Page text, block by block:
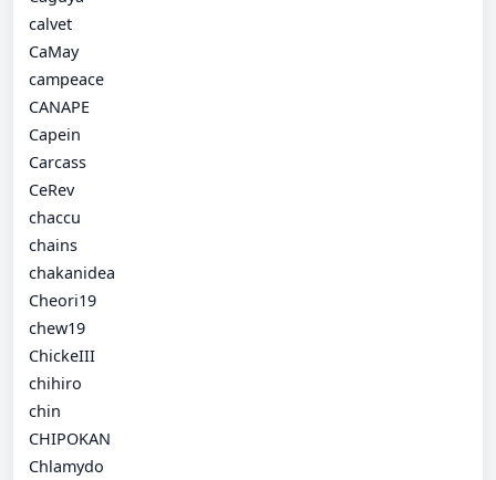
calvet
CaMay
campeace
CANAPE
Capein
Carcass
CeRev
chaccu
chains
chakanidea
Cheori19
chew19
ChickeIII
chihiro
chin
CHIPOKAN
Chlamydo